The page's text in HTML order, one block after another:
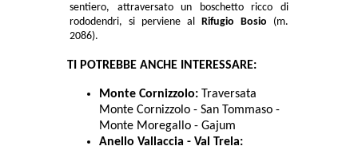
sentiero, attraversato un boschetto ricco di
rododendri, si perviene al
Rifugio Bosio (m.
2086).
TI POTREBBE ANCHE INTERESSARE:
Monte Cornizzolo: Traversata
Monte Cornizzolo - San Tommaso -
Monte Moregallo - Gajum
Anello Vallaccia - Val Trela: